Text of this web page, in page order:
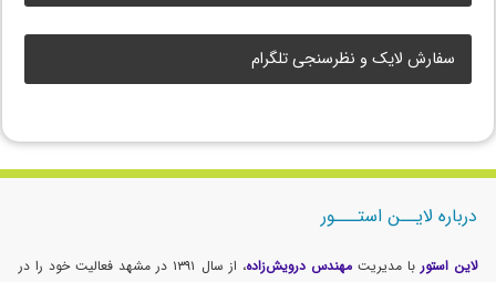
سفارش لایک و نظرسنجی تلگرام